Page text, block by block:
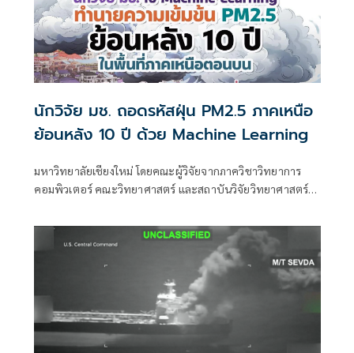
นักวิจัย มช. ถอดรหัสฝุ่น PM2.5 ภาคเหนือ
ย้อนหลัง 10 ปี ด้วย Machine Learning
มหาวิทยาลัยเชียงใหม่ โดยคณะผู้วิจัยจากภาควิชาวิทยาการ
คอมพิวเตอร์ คณะวิทยาศาสตร์ และสถาบันวิจัยวิทยาศาสตร์